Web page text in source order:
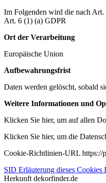
Im Folgenden wird die nach Art.
Art. 6 (1) (a) GDPR
Ort der Verarbeitung
Europäische Union
Aufbewahrungsfrist
Daten werden gelöscht, sobald
Weitere Informationen und
Klicken Sie hier, um auf allen
Klicken Sie hier, um die
Cookie-Richtlinien-URL https://
SID Erläuterung dieses Cookies
Herkunft dekorfinder.de